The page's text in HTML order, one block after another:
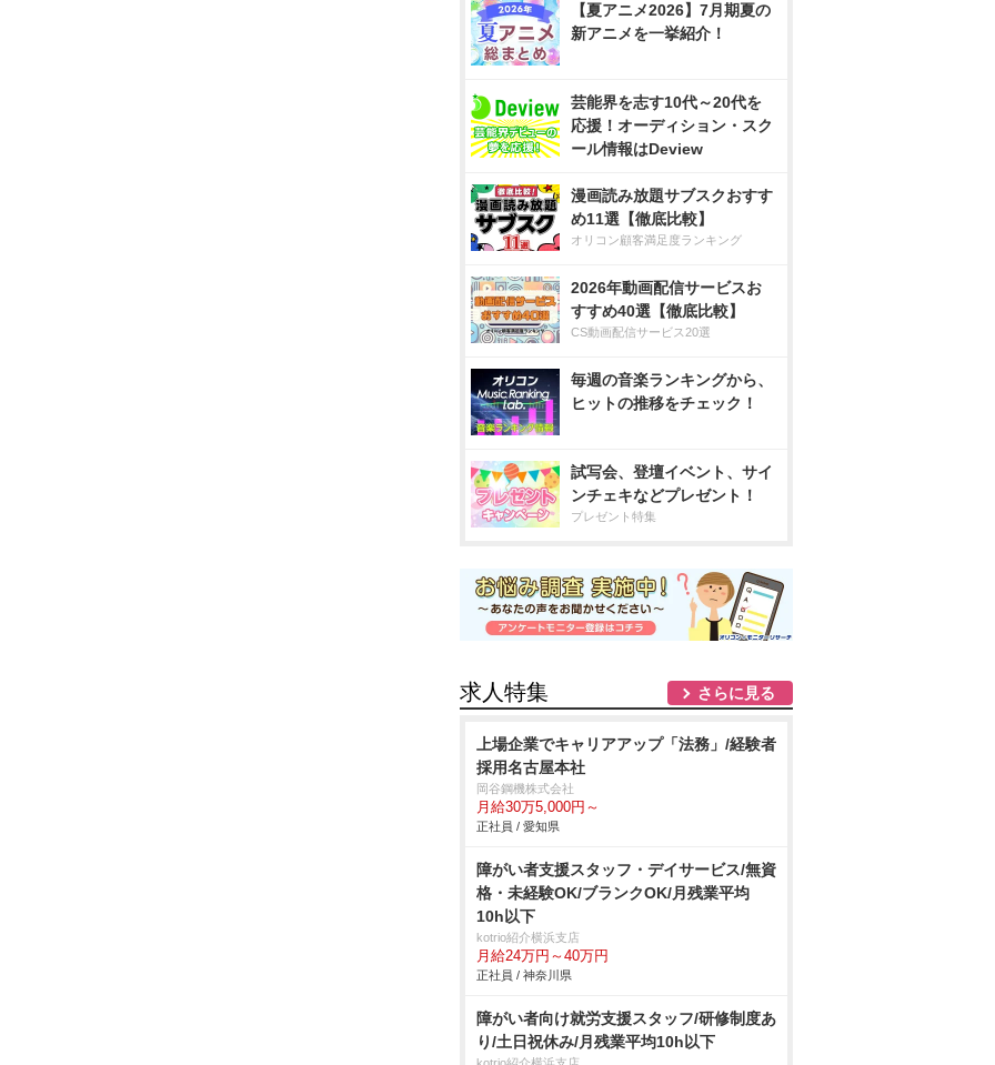
【夏アニメ2026】7月期夏の
新アニメを一挙紹介！
芸能界を志す10代～20代を
応援！オーディション・スク
ール情報はDeview
漫画読み放題サブスクおすす
め11選【徹底比較】
オリコン顧客満足度ランキング
2026年動画配信サービスお
すすめ40選【徹底比較】
CS動画配信サービス20選
毎週の音楽ランキングから、
ヒットの推移をチェック！
試写会、登壇イベント、サイ
ンチェキなどプレゼント！
プレゼント特集
求人特集 さらに見る
上場企業でキャリアアップ「法務」/経験者
採用名古屋本社
岡谷鋼機株式会社
月給30万5,000円～
正社員 / 愛知県
障がい者支援スタッフ・デイサービス/無資
格・未経験OK/ブランクOK/月残業平均
10h以下
kotrio紹介横浜支店
月給24万円～40万円
正社員 / 神奈川県
障がい者向け就労支援スタッフ/研修制度あ
り/土日祝休み/月残業平均10h以下